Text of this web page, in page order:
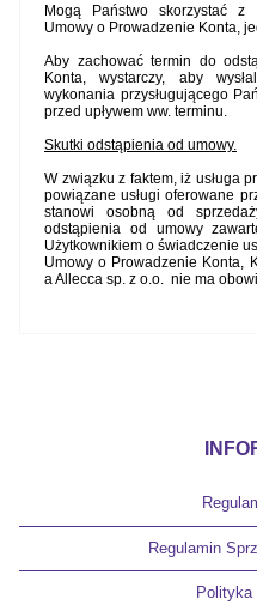
Mogą Państwo skorzystać z
Umowy o Prowadzenie Konta,
Aby zachować termin do
Konta, wystarczy, aby
wykonania przysługującego
przed upływem ww. terminu.
Skutki odstąpienia od umowy.
W związku z faktem, iż usługa
powiązane usługi oferowane
stanowi osobną od
odstąpienia od umowy
Użytkownikiemo świadczenie
Umowy o Prowadzenie Konta,
a Allecca sp. z o.o. nie ma
Regulamin
Polityka